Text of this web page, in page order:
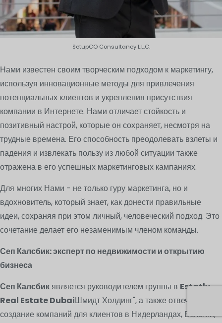
SetupCO Consultancy L.L.C.
Нами известен своим творческим подходом к маркетингу,
используя инновационные методы для привлечения
потенциальных клиентов и укрепления присутствия
компании в Интернете. Нами отличает стойкость и
позитивный настрой, которые он сохраняет, несмотря на
трудные времена. Его способность преодолевать взлеты и
падения и извлекать пользу из любой ситуации также
отражена в его успешных маркетинговых кампаниях.
Для многих Нами - не только гуру маркетинга, но и
вдохновитель, который знает, как донести правильные
идеи, сохраняя при этом личный, человеческий подход. Это
сочетание делает его незаменимым членом команды.
Сеп Калсбик: эксперт по недвижимости и открытию
бизнеса
Сеп Калсбикявляется руководителем группы в Estatly
Real Estate DubaiШмидт Холдинг", а также отвечает за
создание компаний для клиентов в Нидерландах, Бельгии,